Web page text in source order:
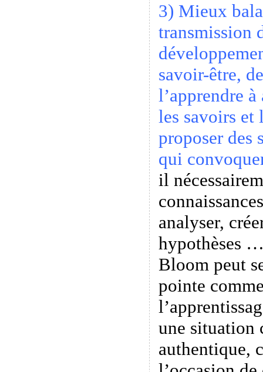
3) Mieux
transmission
savoir-être,
l’apprendre
les savoirs et
proposer des
qui
il
analyser,
hypothèses
Bloom peut
pointe
une situation
authentique,